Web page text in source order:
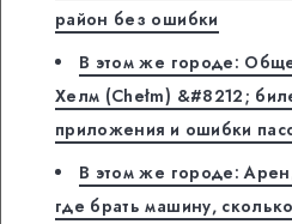
район без ошибки
В этом же городе:
Хелм (Chełm) &#8212;
приложения и ошибки
В этом же городе:
где брать машину,